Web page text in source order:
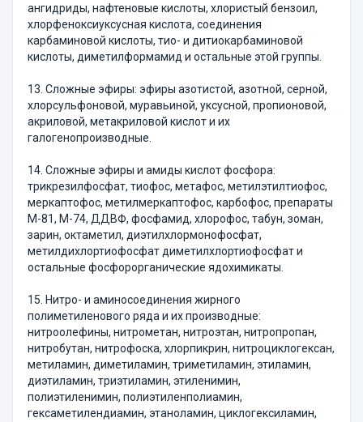
ангидриды, нафтеновые кислоты, хлористый бензоил,
хлорфеноксиуксусная кислота, соединения
карбаминовой кислоты, тио- и дитиокарбаминовой
кислоты, диметилформамид и остальные этой группы.
13. Сложные эфиры: эфиры азотистой, азотной, серной,
хлорсульфоновой, муравьиной, уксусной, пропионовой,
акриловой, метакриловой кислот и их
галогенопроизводные.
14. Сложные эфиры и амиды кислот фосфора:
трикрезилфосфат, тиофос, метафос, метилэтилтиофос,
меркаптофос, метилмеркаптофос, карбофос, препараты
М-81, М-74, ДДВФ, фосфамид, хлорофос, табун, зоман,
зарин, октаметил, диэтилхлормонофосфат,
метилдихлортиофосфат диметилхлортиофосфат и
остальные фосфорорганические ядохимикаты.
15. Нитро- и аминосоединения жирного
полиметиленового ряда и их производные:
нитроолефины, нитрометан, нитроэтан, нитропропан,
нитробутан, нитрофоска, хлорпикрин, нитроциклогексан,
метиламин, диметиламин, триметиламин, этиламин,
диэтиламин, триэтиламин, этиленимин,
полиэтиленимин, полиэтиленполиамин,
гексаметилендиамин, этаноламин, циклогексиламин,